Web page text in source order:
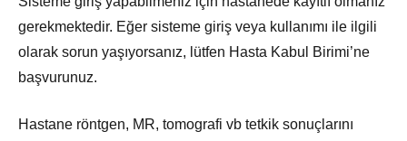
gerekmektedir. Eğer sisteme giriş veya kullanımı ile ilgili
olarak sorun yaşıyorsanız, lütfen Hasta Kabul Birimi’ne
başvurunuz.
Hastane röntgen, MR, tomografi vb tetkik sonuçlarını